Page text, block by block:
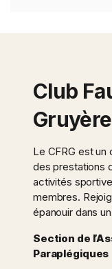
Club
Gruyère
Le CFRG est un
des prestations
activités
membres.
épanouir dans
Section de
Paraplégiques